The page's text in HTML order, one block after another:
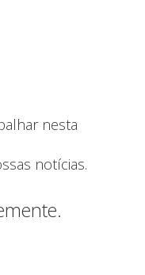
nesta
notícias.